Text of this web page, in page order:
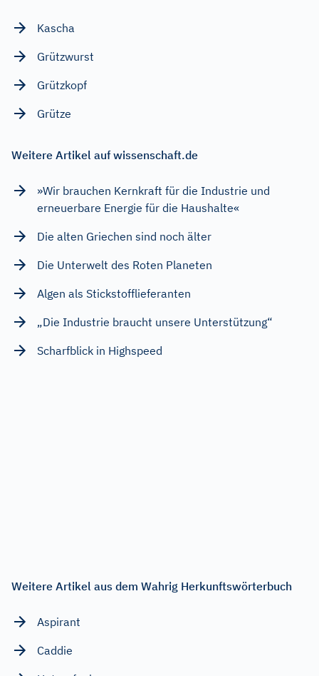
Kascha
Grützwurst
Grützkopf
Grütze
Weitere Artikel auf wissenschaft.de
»Wir brauchen Kernkraft für die Industrie und
erneuerbare Energie für die Haushalte«
Die alten Griechen sind noch älter
Die Unterwelt des Roten Planeten
Algen als Stickstofflieferanten
„Die Industrie braucht unsere Unterstützung“
Scharfblick in Highspeed
Weitere Artikel aus dem Wahrig Herkunftswörterbuch
Aspirant
Caddie